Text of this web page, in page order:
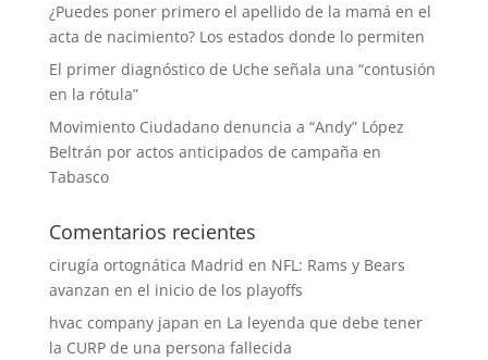
¿Puedes poner primero el apellido de la mamá en el
acta de nacimiento? Los estados donde lo permiten
El primer diagnóstico de Uche señala una “contusión
en la rótula”
Movimiento Ciudadano denuncia a “Andy” López
Beltrán por actos anticipados de campaña en
Tabasco
Comentarios recientes
cirugía ortognática Madrid en NFL: Rams y Bears
avanzan en el inicio de los playoffs
hvac company japan en La leyenda que debe tener
la CURP de una persona fallecida